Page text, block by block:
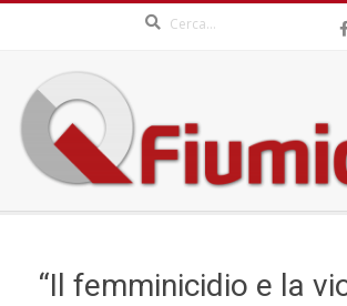
content
“Il femminicidio e la